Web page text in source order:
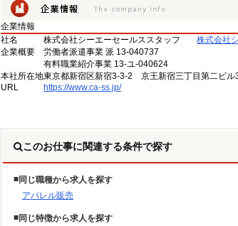
企業情報
社名
株式会社シーエーセールススタッフ
株式会社
企業概要
労働者派遣事業 派 13-040737
有料職業紹介事業 13-ユ-040624
本社所在地東京都新宿区新宿3-3-2 京王新宿三丁目第二ビル
URL
https://www.ca-ss.jp/
このお仕事に関連する条件で探す
同じ職種から求人を探す
アパレル販売
同じ特徴から求人を探す